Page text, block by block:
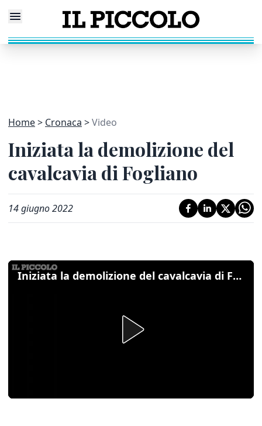
Home Cronaca Video
Iniziata la demolizione del
cavalcavia di Fogliano
14 giugno 2022
Iniziata la demolizione del cavalcavia di Fogliano